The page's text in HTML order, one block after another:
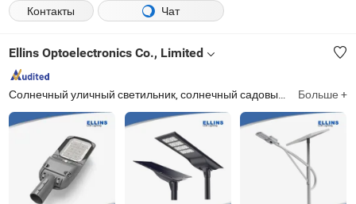
Контакты
Чат
Ellins Optoelectronics Co., Limited
Солнечный уличный светильник, солнечный садовый светильник, светодиодный уличный светильник, светодиодный светильник для высоких потолков, светодиодный прожектор, солнечный прожектор, светодиодный линейный светильник, светодиодный садовый светильник Больше +